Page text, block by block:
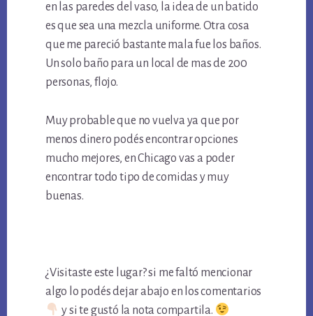
en las paredes del vaso, la idea de un batido
es que sea una mezcla uniforme. Otra cosa
que me pareció bastante mala fue los baños.
Un solo baño para un local de mas de 200
personas, flojo.
Muy probable que no vuelva ya que por
menos dinero podés encontrar opciones
mucho mejores, en Chicago vas a poder
encontrar todo tipo de comidas y muy
buenas.
¿Visitaste este lugar? si me faltó mencionar
algo lo podés dejar abajo en los comentarios
y si te gustó la nota compartila.